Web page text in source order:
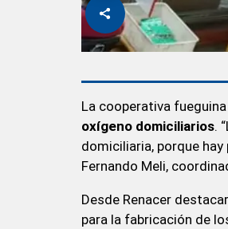
La cooperativa fueguina
oxígeno domiciliarios.
domiciliaria, porque
Fernando Meli,
Desde Renacer
para la fabricación de